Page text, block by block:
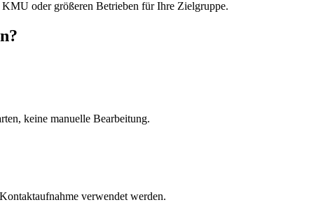
oder größeren Betrieben für Ihre Zielgruppe.
keine manuelle Bearbeitung.
verwendet werden.